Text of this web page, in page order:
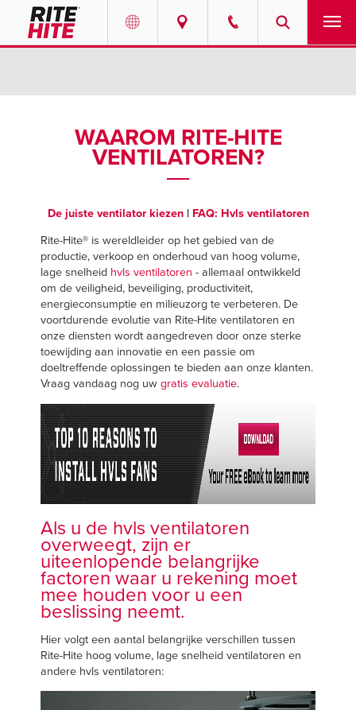
EUROPE
English
Deutsch
Français
Italiano
Dutch
ASIA PACIFIC
中文
MIDDLE EAST/AFRICA
English
OPLOSSINGEN
CONTACT
INFORMATIECENTRUM
LOOPBANEN
VIND EEN VERT
+31 (0) 571270444
WAAROM RITE-HITE
VENTILATOREN?
De juiste ventilator kiezen| FAQ: Hvls ventilatoren
Rite-Hite® is wereldleider op het gebied van de
productie, verkoop en onderhoud van hoog volume,
lage snelheid hvls ventilatoren - allemaal ontwikkeld
om de veiligheid, beveiliging, productiviteit,
energieconsumptie en milieuzorg te verbeteren. De
voortdurende evolutie van Rite-Hite ventilatoren en
onze diensten wordt aangedreven door onze sterke
toewijding aan innovatie en een passie om
doeltreffende oplossingen te bieden aan onze klanten.
Vraag vandaag nog uw gratis evaluatie.
Als u de hvls ventilatoren
overweegt, zijn er
uiteenlopende belangrijke
factoren waar u rekening moet
mee houden voor u een
beslissing neemt.
Hier volgt een aantal belangrijke verschillen tussen
Rite-Hite hoog volume, lage snelheid ventilatoren en
andere hvls ventilatoren: